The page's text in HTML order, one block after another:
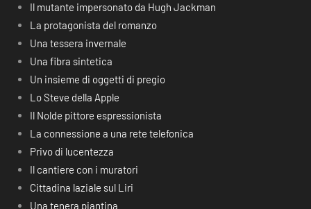
Il mutante impersonato da Hugh Jackman
La protagonista del romanzo
Una tessera invernale
Una fibra sintetica
Un insieme di oggetti di pregio
Lo Steve della Apple
Il Nolde pittore espressionista
La connessione a una rete telefonica
Privo di lucentezza
Il cantiere con i muratori
Cittadina laziale sul Liri
Una tenera piantina